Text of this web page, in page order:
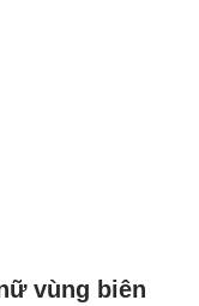
vùng biên